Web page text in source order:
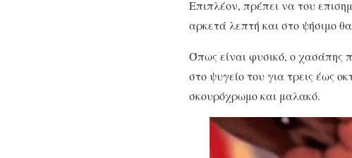
Επιπλέον, πρέπει να του
αρκετά λεπτή και στο ψήσιμο
Όπως είναι φυσικό, ο χασάπης
στο ψυγείο του για τρεις έως
σκουρόχρωμο και μαλακό.